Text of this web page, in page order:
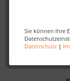
Sie können Ihre
Datenschutz|